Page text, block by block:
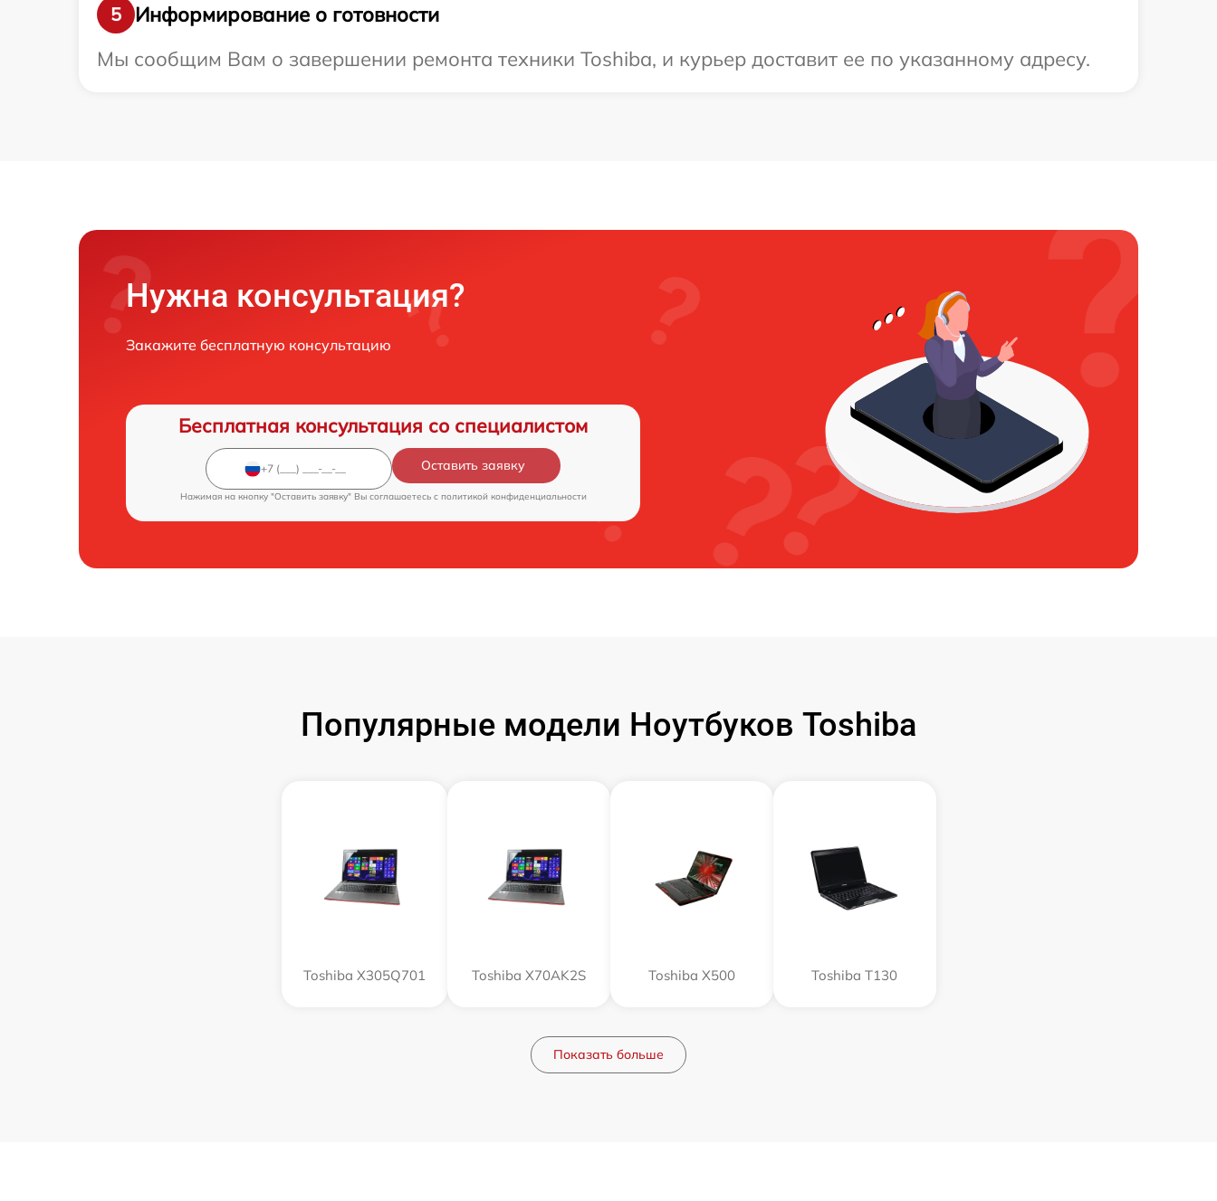
5
Информирование о готовности
Мы сообщим Вам о завершении ремонта техники Toshiba, и курьер доставит ее по указанному адресу.
Нужна консультация?
Закажите бесплатную консультацию
Бесплатная консультация со специалистом
Оставить заявку
Нажимая на кнопку "Оставить заявку" Вы соглашаетесь c политикой конфиденциальности
Популярные модели Ноутбуков Toshiba
Toshiba X305Q701 Toshiba X70AK2S Toshiba X500 Toshiba T130
Показать больше